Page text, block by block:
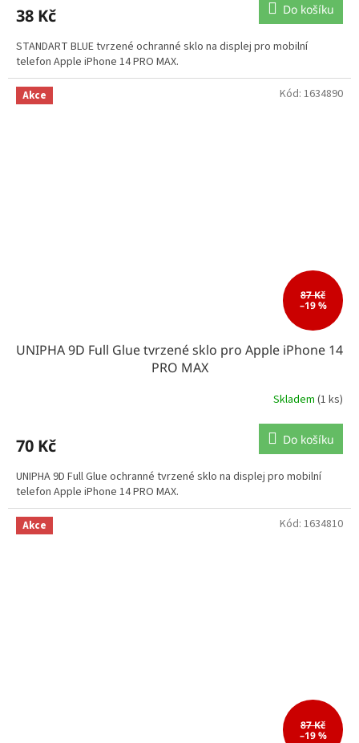
38 Kč Do košíku
STANDART BLUE tvrzené ochranné sklo na displej pro mobilní
telefon Apple iPhone 14 PRO MAX.
Akce
87 Kč
–19 %
UNIPHA 9D Full Glue tvrzené sklo pro Apple iPhone 14
PRO MAX
Skladem (1 ks)
70 Kč Do košíku
UNIPHA 9D Full Glue ochranné tvrzené sklo na displej pro mobilní
telefon Apple iPhone 14 PRO MAX.
Kód: 1634890
Akce
87 Kč
–19 %
Kód: 1634810